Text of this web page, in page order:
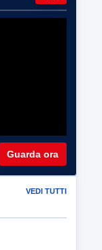
Guarda ora
VEDI TUTTI